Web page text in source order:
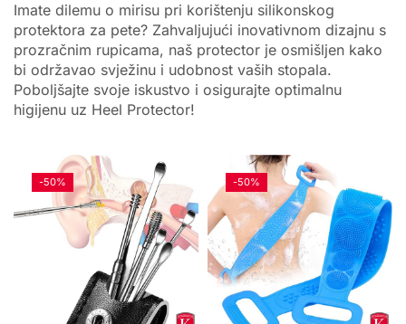
Imate dilemu o mirisu pri korištenju silikonskog
protektora za pete? Zahvaljujući inovativnom dizajnu s
prozračnim rupicama, naš protector je osmišljen kako
bi održavao svježinu i udobnost vaših stopala.
Poboljšajte svoje iskustvo i osigurajte optimalnu
higijenu uz Heel Protector!
-50% -50%